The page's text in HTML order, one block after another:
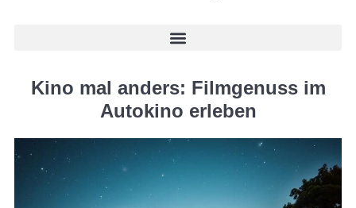
Kino mal anders: Filmgenuss im
Autokino erleben